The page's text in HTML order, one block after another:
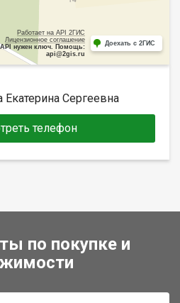
Работает на API 2ГИС
Лицензионное соглашение
нужен ключ. Помощь:
api@2gis.ru
Доехать с 2ГИС
Сергеевна
телефон
по покупке и